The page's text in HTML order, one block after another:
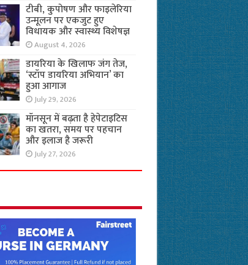
टीबी, कुपोषण और फाइलेरिया
उन्मूलन पर एकजुट हुए
विधायक और स्वास्थ्य विशेषज्ञ
August 4, 2026
डायरिया के खिलाफ जंग तेज,
‘स्टॉप डायरिया अभियान’ का
हुआ आगाज
July 29, 2026
मॉनसून में बढ़ता है हेपेटाइटिस
का खतरा, समय पर पहचान
और इलाज है जरूरी
July 27, 2026